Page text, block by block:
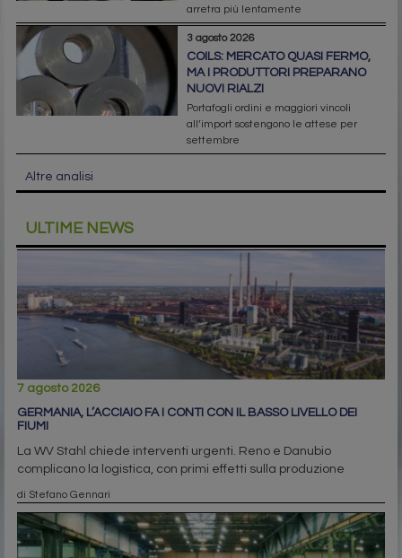
arretra più lentamente
3 agosto 2026
COILS: MERCATO QUASI FERMO,
MA I PRODUTTORI PREPARANO
NUOVI RIALZI
Portafogli ordini e maggiori vincoli
all’import sostengono le attese per
settembre
Altre analisi
ULTIME NEWS
7 agosto 2026
GERMANIA, L’ACCIAIO FA I CONTI CON IL BASSO LIVELLO DEI
FIUMI
La WV Stahl chiede interventi urgenti. Reno e Danubio
complicano la logistica, con primi effetti sulla produzione
di Stefano Gennari